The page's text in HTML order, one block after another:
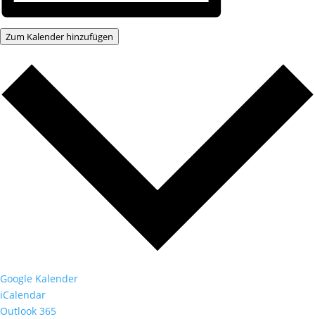
Zum Kalender hinzufügen
Google Kalender
iCalendar
Outlook 365